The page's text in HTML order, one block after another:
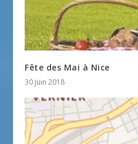
Fête des Mai à Nice
30 juin 2018